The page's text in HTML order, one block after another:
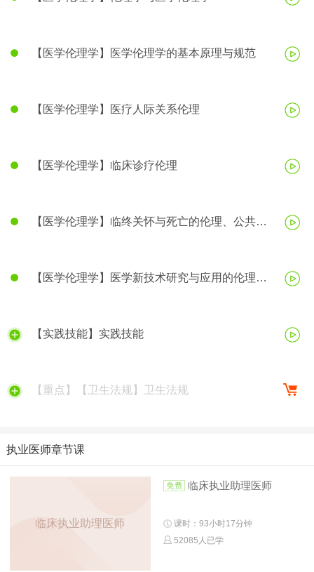
【医学伦理学】医学伦理学的基本原理与规范
【医学伦理学】医疗人际关系伦理
【医学伦理学】临床诊疗伦理
【医学伦理学】临终关怀与死亡的伦理、公共卫
【医学伦理学】医学新技术研究与应用的伦理、
【实践技能】实践技能
【重点】【卫生法规】卫生法规
执业医师章节课
临床执业助理医师
临床执业助理医师
课时：93小时17分钟
52085人已学